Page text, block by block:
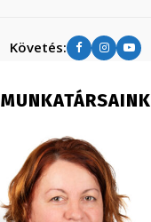
Követés:
MUNKATÁRSAINK